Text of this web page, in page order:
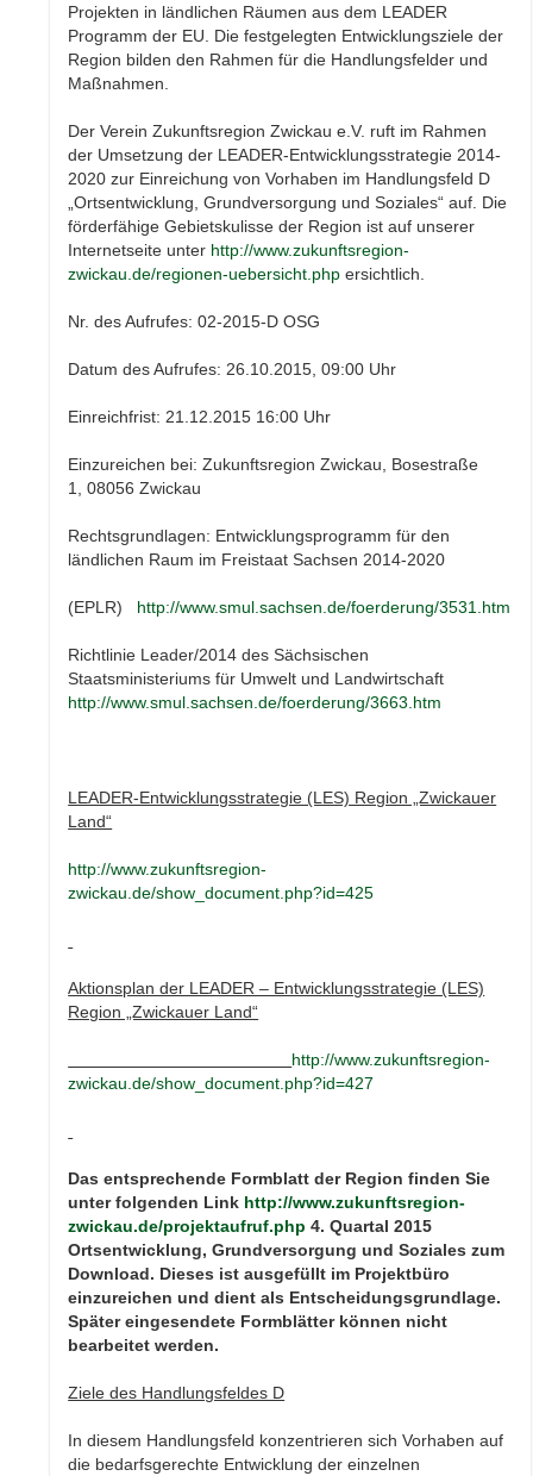
Projekten in ländlichen Räumen aus dem LEADER
Programm der EU. Die festgelegten Entwicklungsziele der
Region bilden den Rahmen für die Handlungsfelder und
Maßnahmen.
Der Verein Zukunftsregion Zwickau e.V. ruft im Rahmen
der Umsetzung der LEADER-Entwicklungsstrategie 2014-
2020 zur Einreichung von Vorhaben im Handlungsfeld D
„Ortsentwicklung, Grundversorgung und Soziales“ auf. Die
förderfähige Gebietskulisse der Region ist auf unserer
Internetseite unter http://www.zukunftsregion-
zwickau.de/regionen-uebersicht.php ersichtlich.
Nr. des Aufrufes: 02-2015-D OSG
Datum des Aufrufes: 26.10.2015, 09:00 Uhr
Einreichfrist: 21.12.2015 16:00 Uhr
Einzureichen bei: Zukunftsregion Zwickau, Bosestraße
1, 08056 Zwickau
Rechtsgrundlagen: Entwicklungsprogramm für den
ländlichen Raum im Freistaat Sachsen 2014-2020
(EPLR) http://www.smul.sachsen.de/foerderung/3531.htm
Richtlinie Leader/2014 des Sächsischen
Staatsministeriums für Umwelt und Landwirtschaft
http://www.smul.sachsen.de/foerderung/3663.htm
LEADER-Entwicklungsstrategie (LES) Region „Zwickauer
Land“
http://www.zukunftsregion-
zwickau.de/show_document.php?id=425
Aktionsplan der LEADER – Entwicklungsstrategie (LES)
Region „Zwickauer Land“
http://www.zukunftsregion-
zwickau.de/show_document.php?id=427
Das entsprechende Formblatt der Region finden Sie
unter folgenden Link http://www.zukunftsregion-
zwickau.de/projektaufruf.php 4. Quartal 2015
Ortsentwicklung, Grundversorgung und Soziales zum
Download. Dieses ist ausgefüllt im Projektbüro
einzureichen und dient als Entscheidungsgrundlage.
Später eingesendete Formblätter können nicht
bearbeitet werden.
Ziele des Handlungsfeldes D
In diesem Handlungsfeld konzentrieren sich Vorhaben auf
die bedarfsgerechte Entwicklung der einzelnen